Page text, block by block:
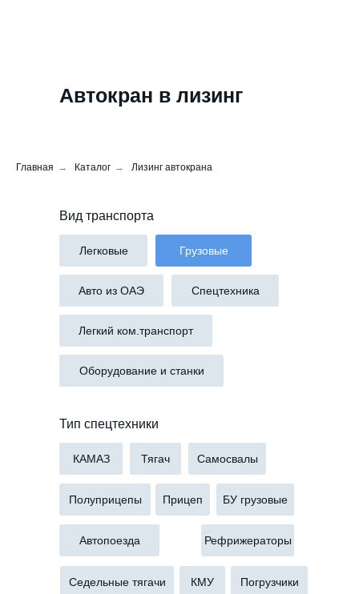
Автокран в лизинг
Главная → Каталог → Лизинг автокрана
Вид транспорта
Легковые Грузовые
Авто из ОАЭ
Легкий ком.транспорт
Спецтехника
Оборудование и станки
Тип спецтехники
КАМАЗ Тягач Самосвалы
Полуприцепы Прицеп
Седельные тягачи
БУ грузовые
КМУ
Автопоезда Рефрижераторы
Погрузчики